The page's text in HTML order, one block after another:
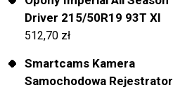
Driver 215/50R19 93T Xl
512,70 zł
Smartcams Kamera
Samochodowa Rejestrator